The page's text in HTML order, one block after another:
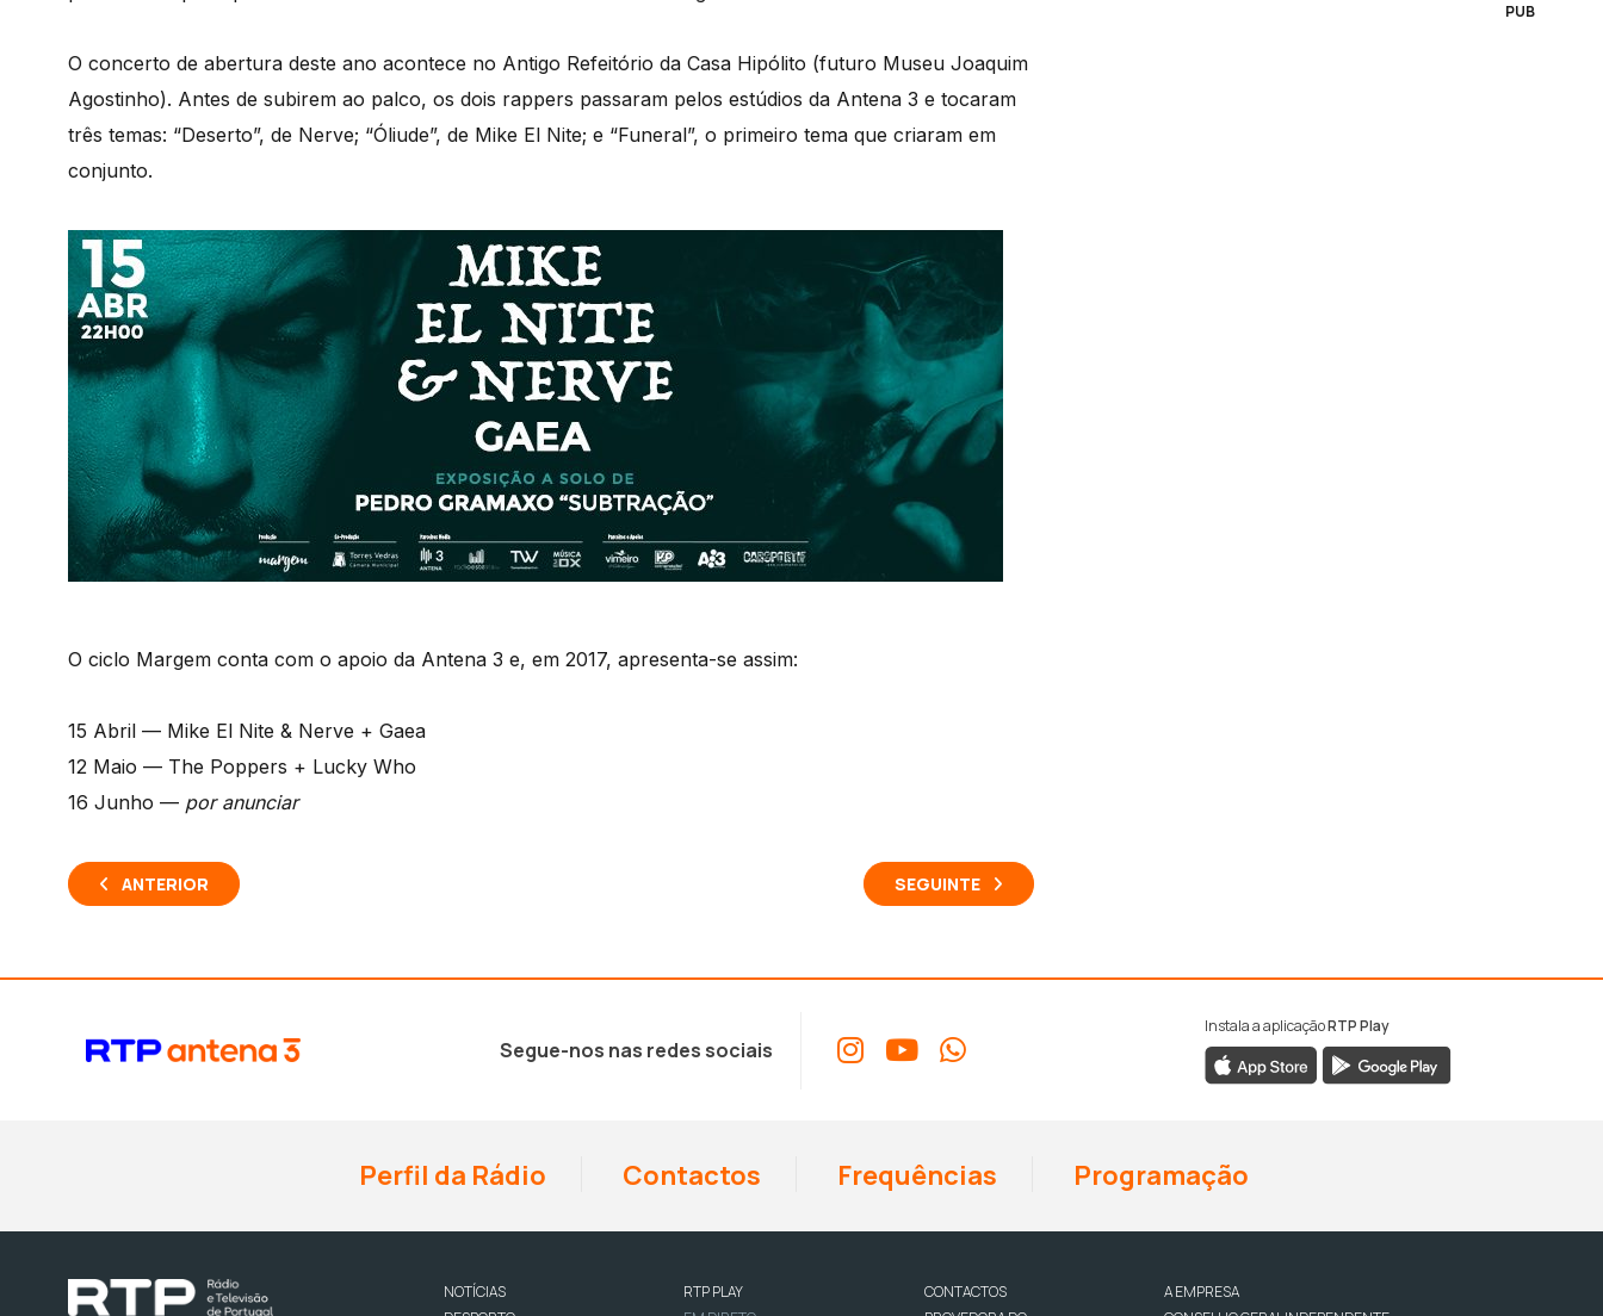
O concerto de abertura deste ano acontece no Antigo Refeitório da Casa Hipólito (futuro Museu Joaquim
Agostinho). Antes de subirem ao palco, os dois rappers passaram pelos estúdios da Antena 3 e tocaram
três temas: “Deserto”, de Nerve; “Óliude”, de Mike El Nite; e “Funeral”, o primeiro tema que criaram em
conjunto.
O ciclo Margem conta com o apoio da Antena 3 e, em 2017, apresenta-se assim:
15 Abril — Mike El Nite & Nerve + Gaea
12 Maio — The Poppers + Lucky Who
16 Junho — por anunciar
ANTERIOR SEGUINTE
PUB
Segue-nos nas redes sociais
Instala a aplicaçãoRTP Play
Perfil da Rádio Contactos Frequências Programação
NOTÍCIAS
RTP PLAY
CONTACTOS
A EMPRESA